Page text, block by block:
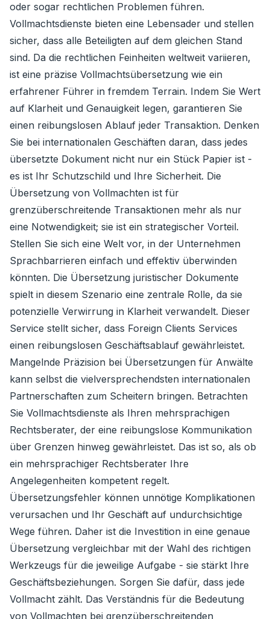
oder sogar rechtlichen Problemen führen.
Vollmachtsdienste bieten eine Lebensader und stellen
sicher, dass alle Beteiligten auf dem gleichen Stand
sind. Da die rechtlichen Feinheiten weltweit variieren,
ist eine präzise Vollmachtsübersetzung wie ein
erfahrener Führer in fremdem Terrain. Indem Sie Wert
auf Klarheit und Genauigkeit legen, garantieren Sie
einen reibungslosen Ablauf jeder Transaktion. Denken
Sie bei internationalen Geschäften daran, dass jedes
übersetzte Dokument nicht nur ein Stück Papier ist -
es ist Ihr Schutzschild und Ihre Sicherheit. Die
Übersetzung von Vollmachten ist für
grenzüberschreitende Transaktionen mehr als nur
eine Notwendigkeit; sie ist ein strategischer Vorteil.
Stellen Sie sich eine Welt vor, in der Unternehmen
Sprachbarrieren einfach und effektiv überwinden
könnten. Die Übersetzung juristischer Dokumente
spielt in diesem Szenario eine zentrale Rolle, da sie
potenzielle Verwirrung in Klarheit verwandelt. Dieser
Service stellt sicher, dass Foreign Clients Services
einen reibungslosen Geschäftsablauf gewährleistet.
Mangelnde Präzision bei Übersetzungen für Anwälte
kann selbst die vielversprechendsten internationalen
Partnerschaften zum Scheitern bringen. Betrachten
Sie Vollmachtsdienste als Ihren mehrsprachigen
Rechtsberater, der eine reibungslose Kommunikation
über Grenzen hinweg gewährleistet. Das ist so, als ob
ein mehrsprachiger Rechtsberater Ihre
Angelegenheiten kompetent regelt.
Übersetzungsfehler können unnötige Komplikationen
verursachen und Ihr Geschäft auf undurchsichtige
Wege führen. Daher ist die Investition in eine genaue
Übersetzung vergleichbar mit der Wahl des richtigen
Werkzeugs für die jeweilige Aufgabe - sie stärkt Ihre
Geschäftsbeziehungen. Sorgen Sie dafür, dass jede
Vollmacht zählt. Das Verständnis für die Bedeutung
von Vollmachten bei grenzüberschreitenden